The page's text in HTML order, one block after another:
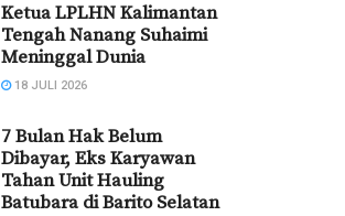
Ketua LPLHN Kalimantan
Tengah Nanang Suhaimi
Meninggal Dunia
18 JULI 2026
7 Bulan Hak Belum
Dibayar, Eks Karyawan
Tahan Unit Hauling
Batubara di Barito Selatan